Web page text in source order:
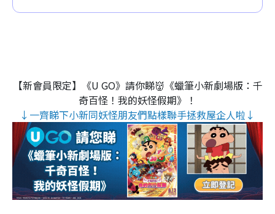
【新會員限定】《U GO》請你睇👹《蠟筆小新劇場版：千
奇百怪！我的妖怪假期》！
↓一齊睇下小新同妖怪朋友們點樣聯手拯救屋企人啦↓